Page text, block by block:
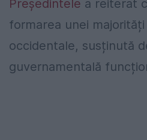
Președintele a reiterat
formarea unei
occidentale, susținută
guvernamentală